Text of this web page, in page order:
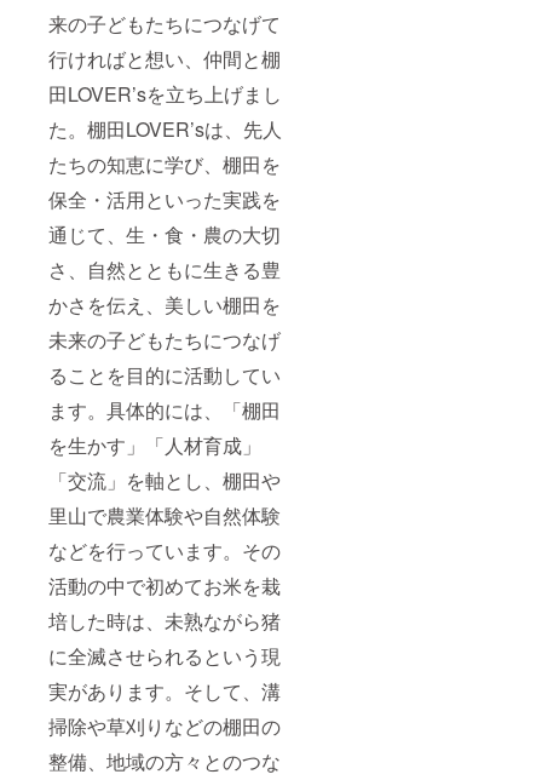
来の子どもたちにつなげて
行ければと想い、仲間と棚
田LOVER’sを立ち上げまし
た。棚田LOVER’sは、先人
たちの知恵に学び、棚田を
保全・活用といった実践を
通じて、生・食・農の大切
さ、自然とともに生きる豊
かさを伝え、美しい棚田を
未来の子どもたちにつなげ
ることを目的に活動してい
ます。具体的には、「棚田
を生かす」「人材育成」
「交流」を軸とし、棚田や
里山で農業体験や自然体験
などを行っています。その
活動の中で初めてお米を栽
培した時は、未熟ながら猪
に全滅させられるという現
実があります。そして、溝
掃除や草刈りなどの棚田の
整備、地域の方々とのつな